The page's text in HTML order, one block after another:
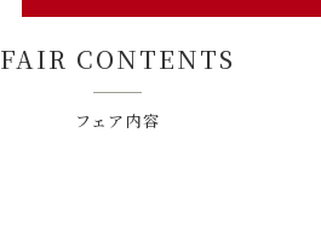
FAIR CONTENTS
フェア内容